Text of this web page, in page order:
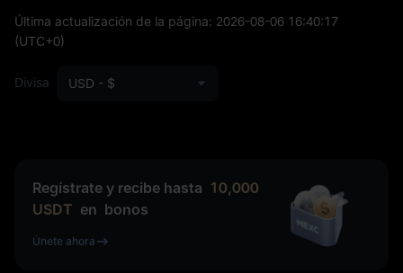
Última actualización de la página: 2026-08-06 16:40:17
(UTC+0)
Divisa USD - $
Regístrate y recibe hasta 10,000
USDT en bonos
Únete ahora